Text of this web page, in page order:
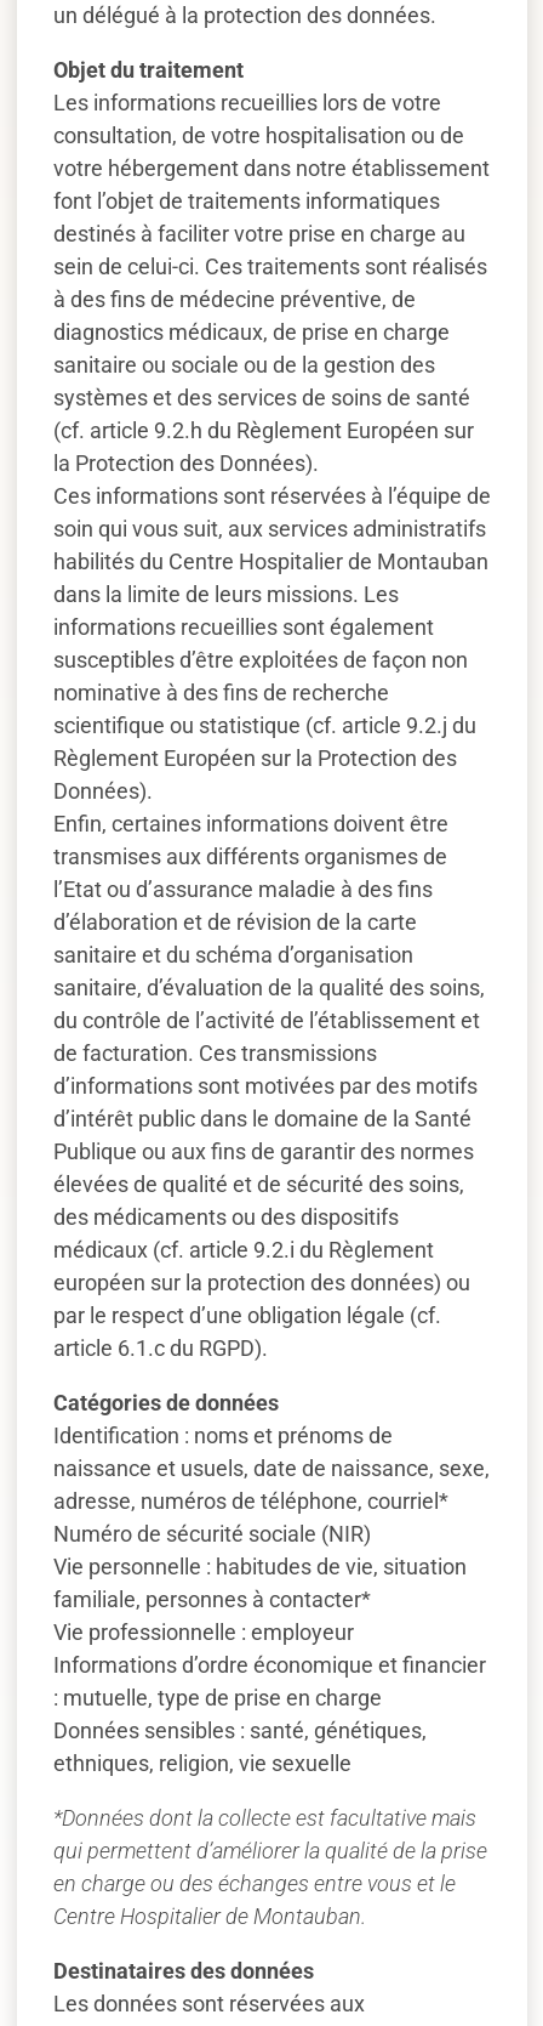
un délégué à la protection des données.
Objet du traitement
Les informations recueillies lors de votre
consultation, de votre hospitalisation ou de
votre hébergement dans notre établissement
font l’objet de traitements informatiques
destinés à faciliter votre prise en charge au
sein de celui-ci. Ces traitements sont réalisés
à des fins de médecine préventive, de
diagnostics médicaux, de prise en charge
sanitaire ou sociale ou de la gestion des
systèmes et des services de soins de santé
(cf. article 9.2.h du Règlement Européen sur
la Protection des Données).
Ces informations sont réservées à l’équipe de
soin qui vous suit, aux services administratifs
habilités du Centre Hospitalier de Montauban
dans la limite de leurs missions. Les
informations recueillies sont également
susceptibles d’être exploitées de façon non
nominative à des fins de recherche
scientifique ou statistique (cf. article 9.2.j du
Règlement Européen sur la Protection des
Données).
Enfin, certaines informations doivent être
transmises aux différents organismes de
l’Etat ou d’assurance maladie à des fins
d’élaboration et de révision de la carte
sanitaire et du schéma d’organisation
sanitaire, d’évaluation de la qualité des soins,
du contrôle de l’activité de l’établissement et
de facturation. Ces transmissions
d’informations sont motivées par des motifs
d’intérêt public dans le domaine de la Santé
Publique ou aux fins de garantir des normes
élevées de qualité et de sécurité des soins,
des médicaments ou des dispositifs
médicaux (cf. article 9.2.i du Règlement
européen sur la protection des données) ou
par le respect d’une obligation légale (cf.
article 6.1.c du RGPD).
Catégories de données
Identification : noms et prénoms de
naissance et usuels, date de naissance, sexe,
adresse, numéros de téléphone, courriel*
Numéro de sécurité sociale (NIR)
Vie personnelle : habitudes de vie, situation
familiale, personnes à contacter*
Vie professionnelle : employeur
Informations d’ordre économique et financier
: mutuelle, type de prise en charge
Données sensibles : santé, génétiques,
ethniques, religion, vie sexuelle
*Données dont la collecte est facultative mais
qui permettent d’améliorer la qualité de la prise
en charge ou des échanges entre vous et le
Centre Hospitalier de Montauban.
Destinataires des données
Les données sont réservées aux